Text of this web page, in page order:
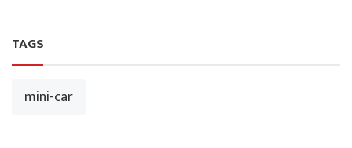
TAGS
mini-car